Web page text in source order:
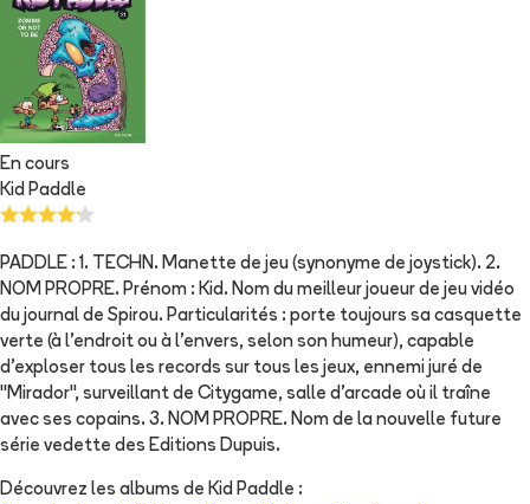
En cours
Kid Paddle
PADDLE : 1. TECHN. Manette de jeu (synonyme de joystick). 2.
NOM PROPRE. Prénom : Kid. Nom du meilleur joueur de jeu vidéo
du journal de Spirou. Particularités : porte toujours sa casquette
verte (à l'endroit ou à l'envers, selon son humeur), capable
d'exploser tous les records sur tous les jeux, ennemi juré de
"Mirador", surveillant de Citygame, salle d'arcade où il traîne
avec ses copains. 3. NOM PROPRE. Nom de la nouvelle future
série vedette des Editions Dupuis.
Découvrez les albums de Kid Paddle :